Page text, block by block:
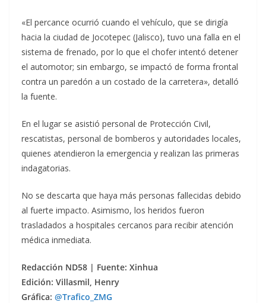
«El percance ocurrió cuando el vehículo, que se dirigía
hacia la ciudad de Jocotepec (Jalisco), tuvo una falla en el
sistema de frenado, por lo que el chofer intentó detener
el automotor; sin embargo, se impactó de forma frontal
contra un paredón a un costado de la carretera», detalló
la fuente.
En el lugar se asistió personal de Protección Civil,
rescatistas, personal de bomberos y autoridades locales,
quienes atendieron la emergencia y realizan las primeras
indagatorias.
No se descarta que haya más personas fallecidas debido
al fuerte impacto. Asimismo, los heridos fueron
trasladados a hospitales cercanos para recibir atención
médica inmediata.
Redacción ND58 | Fuente: Xinhua
Edición: Villasmil, Henry
Gráfica: @Trafico_ZMG